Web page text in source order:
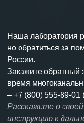
Наша лаборатория
но обратиться за
России.
Закажите обратный
время
– +7 (800) 555-89-01
Расскажите о
инструкцию к